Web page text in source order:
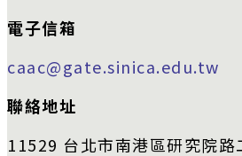
電子信箱
caac@gate.sinica.edu.tw
聯絡地址
11529 台北市南港區研究院